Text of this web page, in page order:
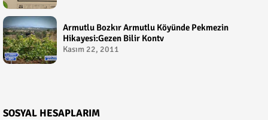
Armutlu Bozkır Armutlu Köyünde Pekmezin
Hikayesi:Gezen Bilir Kontv
Kasım 22, 2011
SOSYAL HESAPLARIM